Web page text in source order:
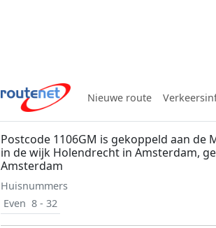
Nieuwe route
Postcode 1106GM is gekoppeld aan de
in de wijk Holendrecht in Amsterdam,
Amsterdam
Huisnummers
Even 8 - 32